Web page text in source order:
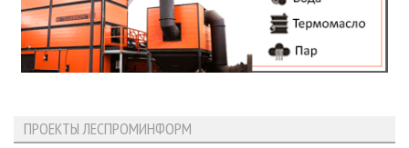
ПРОЕКТЫ ЛЕСПРОМИНФОРМ